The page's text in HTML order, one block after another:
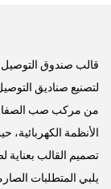
لتصنيع صناديق
الأنظمة الكهربائية،
تصميم القالب
يلبي المتطلبات